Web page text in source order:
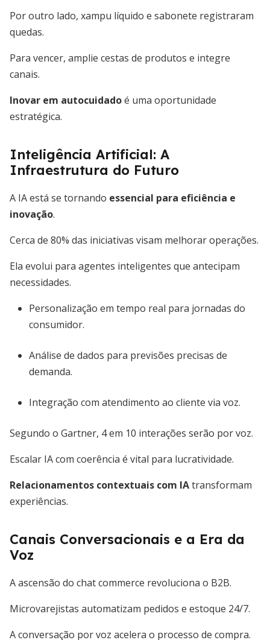
Por outro lado, xampu líquido e sabonete registraram
quedas.
Para vencer, amplie cestas de produtos e integre
canais.
Inovar em autocuidadoé uma oportunidade
estratégica.
Inteligência Artificial: A
Infraestrutura do Futuro
A IA está se tornando essencial para eficiência e
inovação.
Cerca de 80% das iniciativas visam melhorar operações.
Ela evolui para agentes inteligentes que antecipam
necessidades.
Personalização em tempo real para jornadas do
consumidor.
Análise de dados para previsões precisas de
demanda.
Integração com atendimento ao cliente via voz.
Segundo o Gartner, 4 em 10 interações serão por voz.
Escalar IA com coerência é vital para lucratividade.
Relacionamentos contextuais com IAtransformam
experiências.
Canais Conversacionais e a Era da
Voz
A ascensão do chat commerce revoluciona o B2B.
Microvarejistas automatizam pedidos e estoque 24/7.
A conversação por voz acelera o processo de compra.